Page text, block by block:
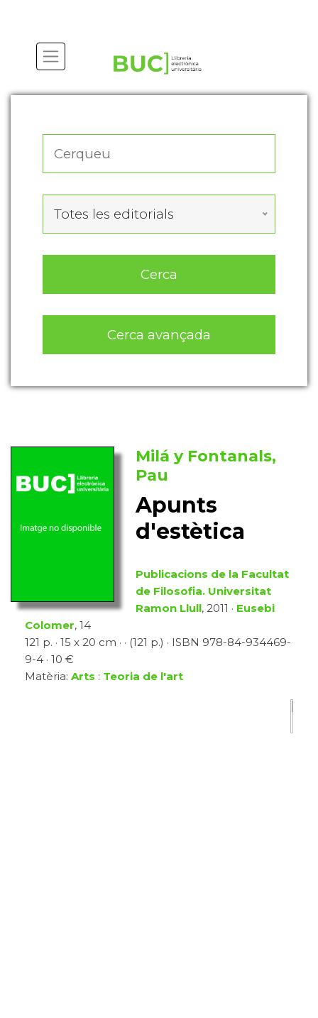
Totes les editorials
Cerca
Cerca avançada
Milá y Fontanals,
Pau
Apunts
d'estètica
Publicacions de la Facultat
de Filosofia. Universitat
Ramon Llull, 2011 · Eusebi
Colomer, 14
121 p. · 15 x 20 cm · · (121 p.) · ISBN 978-84-934469-
9-4 · 10 €
Matèria: Arts : Teoria de l'art